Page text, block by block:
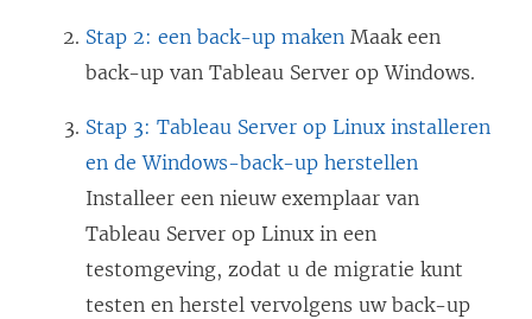
Stap 2: een back-up maken Maak een
back-up van Tableau Server op Windows.
Stap 3: Tableau Server op Linux installeren
en de Windows-back-up herstellen
Installeer een nieuw exemplaar van
Tableau Server op Linux in een
testomgeving, zodat u de migratie kunt
testen en herstel vervolgens uw back-up